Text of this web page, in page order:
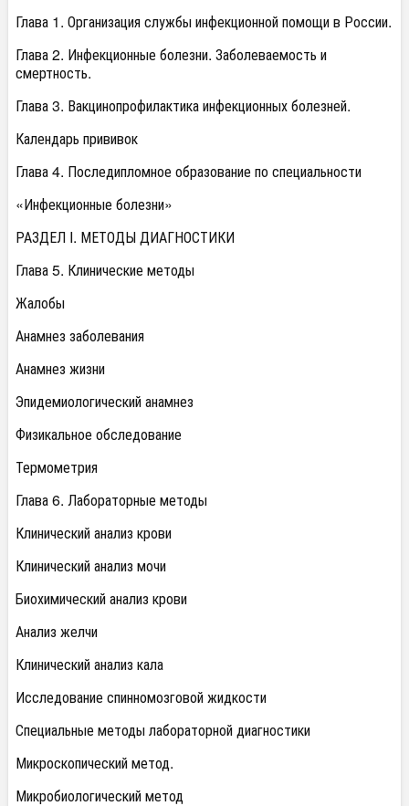
Глава 1. Организация службы инфекционной помощи в России.
Глава 2. Инфекционные болезни. Заболеваемость и
смертность.
Глава 3. Вакцинопрофилактика инфекционных болезней.
Календарь прививок
Глава 4. Последипломное образование по специальности
«Инфекционные болезни»
РАЗДЕЛ I. МЕТОДЫ ДИАГНОСТИКИ
Глава 5. Клинические методы
Жалобы
Анамнез заболевания
Анамнез жизни
Эпидемиологический анамнез
Физикальное обследование
Термометрия
Глава 6. Лабораторные методы
Клинический анализ крови
Клинический анализ мочи
Биохимический анализ крови
Анализ желчи
Клинический анализ кала
Исследование спинномозговой жидкости
Специальные методы лабораторной диагностики
Микроскопический метод.
Микробиологический метод